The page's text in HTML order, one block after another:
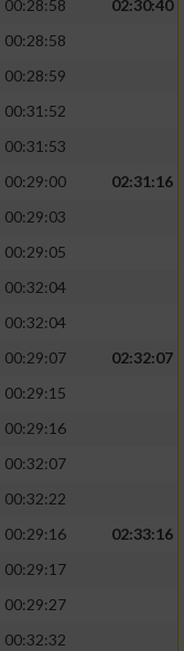
00:28:58
02:30:40
00:28:58
00:28:59
00:31:52
00:31:53
00:29:00
02:31:16
00:29:03
00:29:05
00:32:04
00:32:04
00:29:07
02:32:07
00:29:15
00:29:16
00:32:07
00:32:22
00:29:16
02:33:16
00:29:17
00:29:27
00:32:32